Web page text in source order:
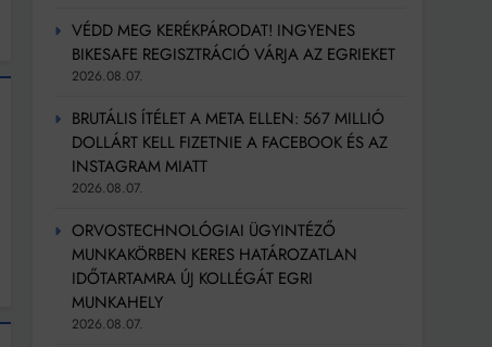
VÉDD MEG KERÉKPÁRODAT! INGYENES
BIKESAFE REGISZTRÁCIÓ VÁRJA AZ EGRIEKET
2026.08.07.
BRUTÁLIS ÍTÉLET A META ELLEN: 567 MILLIÓ
DOLLÁRT KELL FIZETNIE A FACEBOOK ÉS AZ
INSTAGRAM MIATT
2026.08.07.
ORVOSTECHNOLÓGIAI ÜGYINTÉZŐ
MUNKAKÖRBEN KERES HATÁROZATLAN
IDŐTARTAMRA ÚJ KOLLÉGÁT EGRI
MUNKAHELY
2026.08.07.